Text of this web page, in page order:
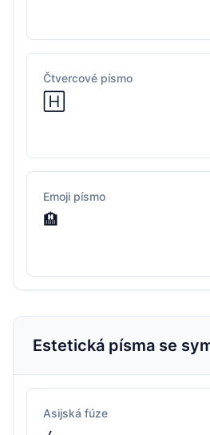
Čtvercové písmo
🄷
Emoji písmo
🏨
Estetická písma se
Asijská fúze